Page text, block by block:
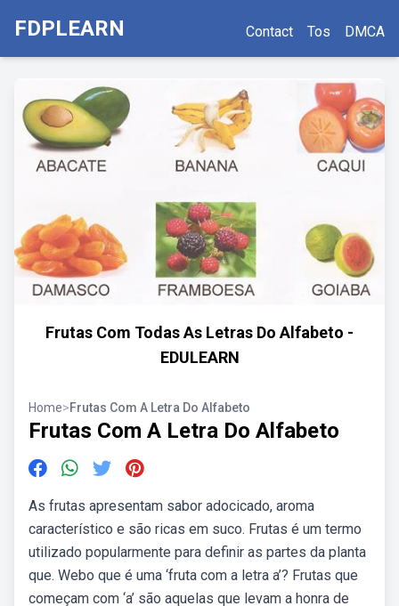
FDPLEARN Contact Tos DMCA
Frutas Com Todas As Letras Do Alfabeto -
EDULEARN
Home>Frutas Com A Letra Do Alfabeto
Frutas Com A Letra Do Alfabeto
As frutas apresentam sabor adocicado, aroma
característico e são ricas em suco. Frutas é um termo
utilizado popularmente para definir as partes da planta
que. Webo que é uma ‘fruta com a letra a’? Frutas que
começam com ‘a’ são aquelas que levam a honra de